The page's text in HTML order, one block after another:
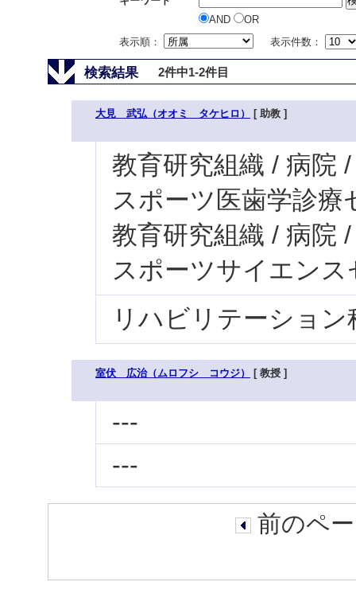
AND
OR
表示順：
表示件数：
検索結果 2件中1-2件目
大見 武弘（オオミ タケヒロ） [ 助教 ]
教育研究組織 / 病院
スポーツ医歯学診療
教育研究組織 / 病院
スポーツサイエンス
リハビリテーショ
室伏 広治（ムロフシ コウジ） [ 教授 ]
---
---
前のペ